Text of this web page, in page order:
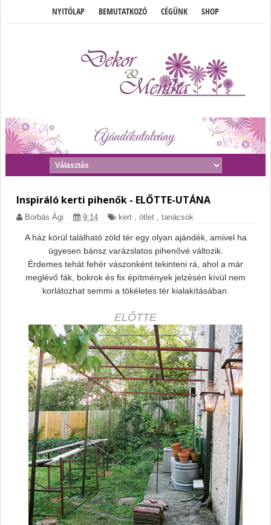
NYITÓLAP BEMUTATKOZÓ CÉGÜNK SHOP
Inspiráló kerti pihenők - ELŐTTE-UTÁNA
Borbás Ági 9:14 kert , ötlet , tanácsok
A ház körül található zöld tér egy olyan ajándék, amivel ha
ügyesen bánsz varázslatos pihenővé változik.
Érdemes tehát fehér vászonként tekinteni rá, ahol a már
meglévő fák, bokrok és fix építmények jelzésén kívül nem
korlátozhat semmi a tökéletes tér kialakításában.
ELŐTTE